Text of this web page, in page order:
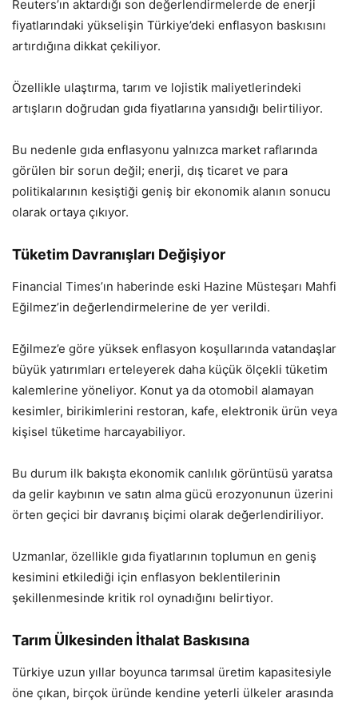
Reuters’ın aktardığı son değerlendirmelerde de enerji
fiyatlarındaki yükselişin Türkiye’deki enflasyon baskısını
artırdığına dikkat çekiliyor.
Özellikle ulaştırma, tarım ve lojistik maliyetlerindeki
artışların doğrudan gıda fiyatlarına yansıdığı belirtiliyor.
Bu nedenle gıda enflasyonu yalnızca market raflarında
görülen bir sorun değil; enerji, dış ticaret ve para
politikalarının kesiştiği geniş bir ekonomik alanın sonucu
olarak ortaya çıkıyor.
Tüketim Davranışları Değişiyor
Financial Times’ın haberinde eski Hazine Müsteşarı Mahfi
Eğilmez’in değerlendirmelerine de yer verildi.
Eğilmez’e göre yüksek enflasyon koşullarında vatandaşlar
büyük yatırımları erteleyerek daha küçük ölçekli tüketim
kalemlerine yöneliyor. Konut ya da otomobil alamayan
kesimler, birikimlerini restoran, kafe, elektronik ürün veya
kişisel tüketime harcayabiliyor.
Bu durum ilk bakışta ekonomik canlılık görüntüsü yaratsa
da gelir kaybının ve satın alma gücü erozyonunun üzerini
örten geçici bir davranış biçimi olarak değerlendiriliyor.
Uzmanlar, özellikle gıda fiyatlarının toplumun en geniş
kesimini etkilediği için enflasyon beklentilerinin
şekillenmesinde kritik rol oynadığını belirtiyor.
Tarım Ülkesinden İthalat Baskısına
Türkiye uzun yıllar boyunca tarımsal üretim kapasitesiyle
öne çıkan, birçok üründe kendine yeterli ülkeler arasında